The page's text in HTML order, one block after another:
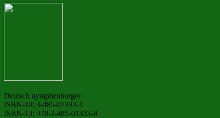
Deutsch nymphenburger
ISBN-10: 3-485-01333-1
ISBN-13: 978-3-485-01333-8